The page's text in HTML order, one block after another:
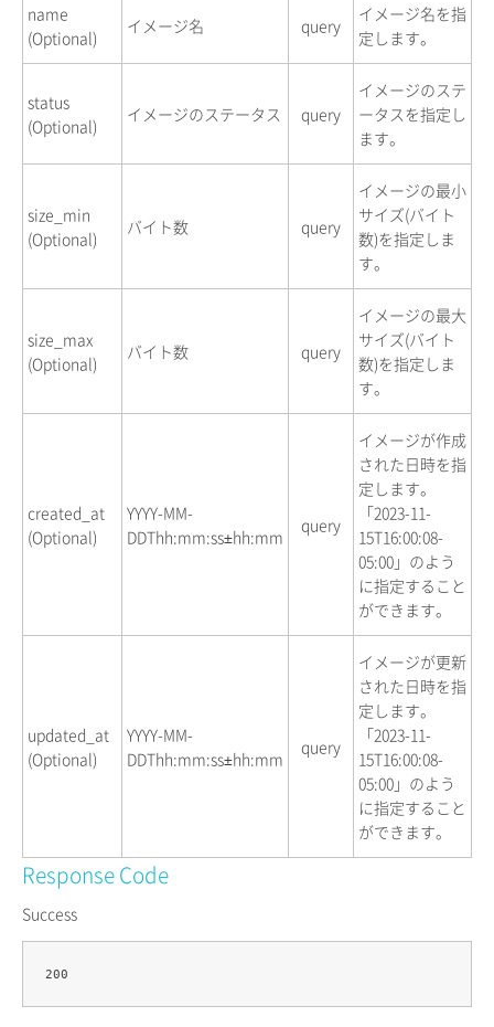
name
(Optional)
イメージ名 query
イメージ名を指
定します。
status
(Optional)
イメージのステータス query
イメージのステ
ータスを指定し
ます。
size_min
(Optional)
バイト数 query
イメージの最小
サイズ(バイト
数)を指定しま
す。
size_max
(Optional)
バイト数 query
イメージの最大
サイズ(バイト
数)を指定しま
す。
created_at
(Optional)
YYYY-MM-
DDThh:mm:ss±hh:mm
query
イメージが作成
された日時を指
定します。
「2023-11-
15T16:00:08-
05:00」のよう
に指定すること
ができます。
updated_at
(Optional)
YYYY-MM-
DDThh:mm:ss±hh:mm
query
イメージが更新
された日時を指
定します。
「2023-11-
15T16:00:08-
05:00」のよう
に指定すること
ができます。
Response Code
Success